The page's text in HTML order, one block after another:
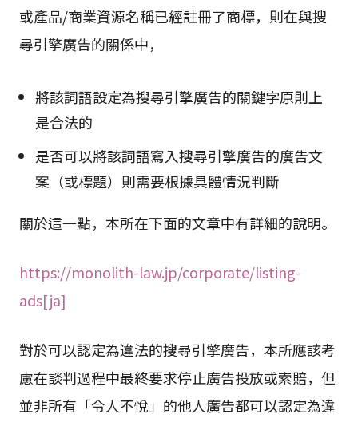
或產品/商業資源名稱已經註冊了商標，則在與搜
尋引擎廣告的關係中，
將該詞語設定為搜尋引擎廣告的關鍵字原則上
是合法的
是否可以將該詞語寫入搜尋引擎廣告的廣告文
案（或標題）則需要根據具體情況判斷
關於這一點，本所在下面的文章中有詳細的說明。
https://monolith-law.jp/corporate/listing-
ads[ja]
對於可以認定為違法的搜尋引擎廣告，本所應該考
慮在談判過程中最終要求停止廣告投放或索賠，但
並非所有「令人不悅」的他人廣告都可以認定為違